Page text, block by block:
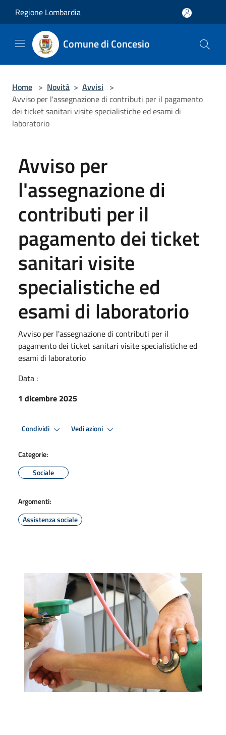
Regione Lombardia
Comune di Concesio
Home > Novità > Avvisi >
Avviso per l'assegnazione di contributi per il pagamento
dei ticket sanitari visite specialistiche ed esami di
laboratorio
Avviso per
l'assegnazione di
contributi per il
pagamento dei ticket
sanitari visite
specialistiche ed
esami di laboratorio
Avviso per l'assegnazione di contributi per il
pagamento dei ticket sanitari visite specialistiche ed
esami di laboratorio
Data :
1 dicembre 2025
Condividi Vedi azioni
Categorie:
Sociale
Argomenti:
Assistenza sociale